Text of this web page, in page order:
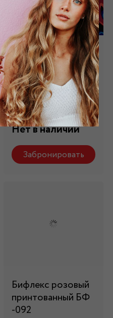
Бифлекс матовый
принтованный
БФ-011/2
Состав: 95% п/
э,5%ла
Нет в наличии
Забронировать
Бифлекс розовый
принтованный БФ
-092